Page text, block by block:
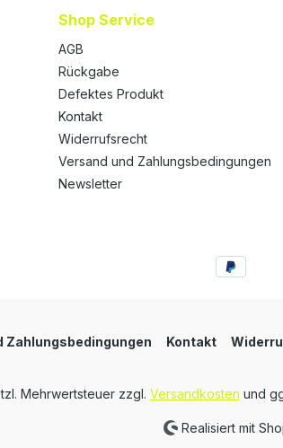
Shop Service
AGB
Rückgabe
Defektes Produkt
Kontakt
Widerrufsrecht
Versand und Zahlungsbedingungen
Newsletter
Zahlungsbedingungen Kontakt
Mehrwertsteuer zzgl. Versandkosten und
Realisiert mit